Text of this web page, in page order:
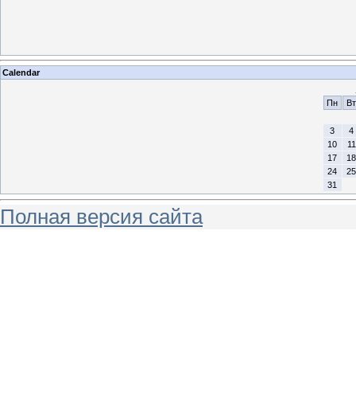
Calendar
Пн
Вт
3
4
10
11
17
18
24
25
31
Полная версия сайта